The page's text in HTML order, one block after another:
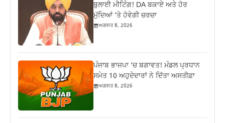
ਬੁਲਾਈ ਮੀਟਿੰਗ! DA ਬਕਾਏ ਅਤੇ ਹੋਰ
ਮੁੱਦਿਆਂ ‘ਤੇ ਹੋਵੇਗੀ ਚਰਚਾ
ਅਗਸਤ 8, 2026
ਪੰਜਾਬ ਭਾਜਪਾ ‘ਚ ਬਗਾਵਤ! ਮੰਡਲ ਪ੍ਰਧਾਨ
ਸਮੇਤ 10 ਅਹੁਦੇਦਾਰਾਂ ਨੇ ਦਿੱਤਾ ਅਸਤੀਫ਼ਾ
ਅਗਸਤ 8, 2026